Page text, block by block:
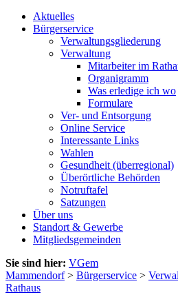
Aktuelles
Bürgerservice
Verwaltungsgliederung
Verwaltung
Mitarbeiter im
Organigramm
Was erledige ich wo
Formulare
Ver- und Entsorgung
Online Service
Interessante Links
Wahlen
Gesundheit (überregional)
Überörtliche Behörden
Notruftafel
Satzungen
Über uns
Standort & Gewerbe
Mitgliedsgemeinden
Sie sind hier: VGem
Mammendorf> Bürgerservice >
Rathaus